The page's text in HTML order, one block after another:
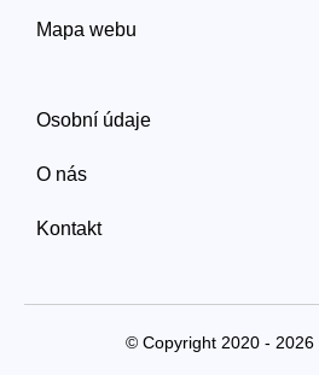
Mapa webu
Osobní údaje
O nás
Kontakt
© Copyright 2020 - 2026